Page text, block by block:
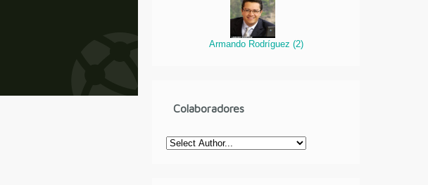
Armando Rodríguez (2)
Colaboradores